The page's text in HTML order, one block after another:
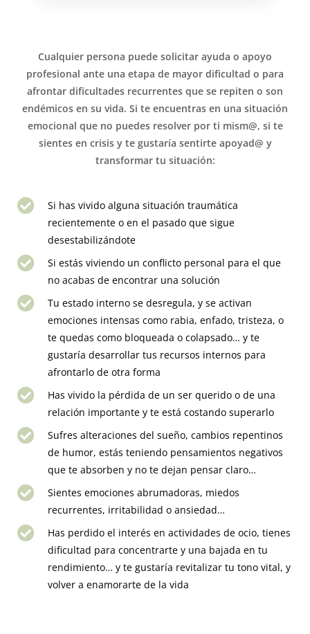
Cualquier persona puede solicitar ayuda o apoyo
profesional ante una etapa de mayor dificultad o para
afrontar dificultades recurrentes que se repiten o son
endémicos en su vida. Si te encuentras en una situación
emocional que no puedes resolver por ti mism@, si te
sientes en crisis y te gustaría sentirte apoyad@ y
transformar tu situación:
Si has vivido alguna situación traumática
recientemente o en el pasado que sigue
desestabilizándote
Si estás viviendo un conflicto personal para el que
no acabas de encontrar una solución
Tu estado interno se desregula, y se activan
emociones intensas como rabia, enfado, tristeza, o
te quedas como bloqueada o colapsado… y te
gustaría desarrollar tus recursos internos para
afrontarlo de otra forma
Has vivido la pérdida de un ser querido o de una
relación importante y te está costando superarlo
Sufres alteraciones del sueño, cambios repentinos
de humor, estás teniendo pensamientos negativos
que te absorben y no te dejan pensar claro…
Sientes emociones abrumadoras, miedos
recurrentes, irritabilidad o ansiedad…
Has perdido el interés en actividades de ocio, tienes
dificultad para concentrarte y una bajada en tu
rendimiento… y te gustaría revitalizar tu tono vital, y
volver a enamorarte de la vida